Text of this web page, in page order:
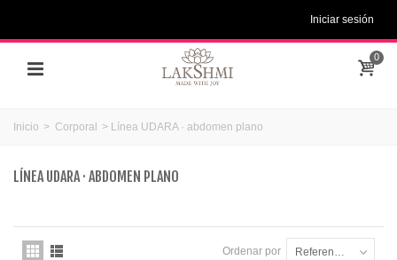
Iniciar sesión
0
Inicio > Corporal > Línea UDARA · abdomen plano
LÍNEA UDARA · ABDOMEN PLANO
Ordenar por Referencia: la más baja primero